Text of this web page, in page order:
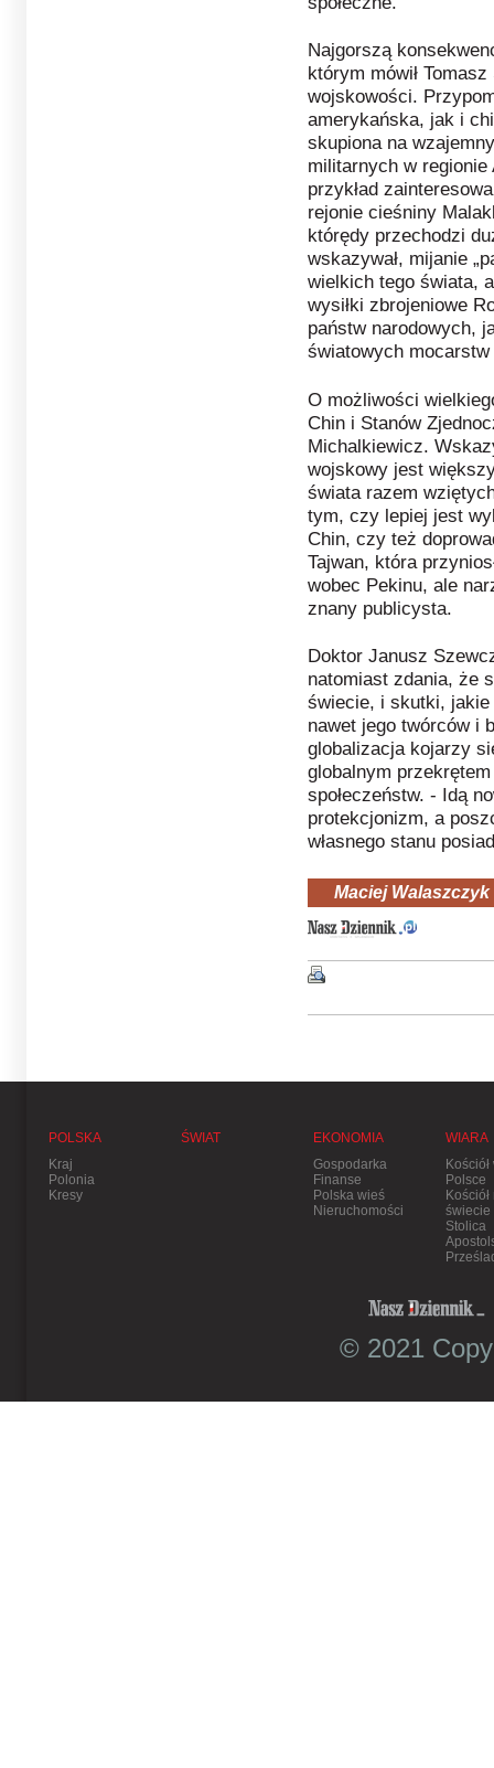
Najgorszą
którym mówił
wojskowości.
amerykańska, jak i
skupiona na
militarnych w
przykład
rejonie cieśniny
którędy przechodzi
wskazywał, mijanie
wielkich tego świata,
wysiłki zbrojeniowe
państw narodowych,
światowych mocarstw
O możliwości
Chin i Stanów
Michalkiewicz.
wojskowy jest
świata razem
tym, czy lepiej jest
Chin, czy też
Tajwan, która
wobec Pekinu, ale
znany publicysta.
Doktor Janusz
natomiast zdania, że
świecie, i skutki, jakie
nawet jego twórców i
globalizacja kojarzy
globalnym
społeczeństw. - Idą
protekcjonizm, a
własnego stanu
Maciej Walaszczyk
POLSKA
Kraj
Polonia
Kresy
ŚWIAT
EKONOMIA
Gospodarka
Finanse
Polska wieś
Nieruchomości
WIARA
Kościół
Polsce
Kościół
świecie
Stolica
© 2021